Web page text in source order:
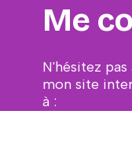
Me
N'hésitez
mon site
à :